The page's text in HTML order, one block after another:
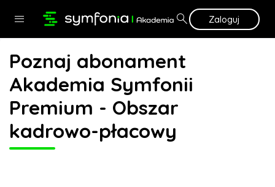
menu search Zaloguj
Poznaj abonament
Akademia Symfonii
Premium - Obszar
kadrowo-płacowy